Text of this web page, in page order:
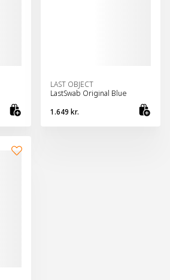
LAST OBJECT
LastSwab Original Blue
1.649 kr.